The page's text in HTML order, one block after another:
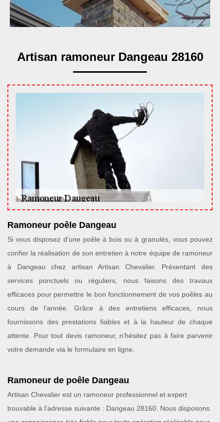
Artisan ramoneur Dangeau 28160
Ramoneur poêle Dangeau
Si vous disposez d’une poêle à bois ou à granulés, vous pouvez
confier la réalisation de son entretien à notre équipe de ramoneur
à Dangeau chez artisan Artisan Chevalier. Présentant des
services ponctuels ou réguliers, nous faisons des travaux
efficaces pour permettre le bon fonctionnement de vos poêles au
cours de l’année. Grâce à des entretiens efficaces, nous
fournissons des prestations fiables et à la hauteur de chaque
attente. Pour tout devis ramoneur, n’hésitez pas à faire parvenir
votre demande via le formulaire en ligne.
Ramoneur de poêle Dangeau
Artisan Chevalier est un ramoneur professionnel et expert
trouvable à l’adresse suivante : Dangeau 28160. Nous disposons